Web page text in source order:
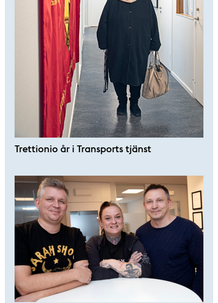
Trettionio år i Transports tjänst